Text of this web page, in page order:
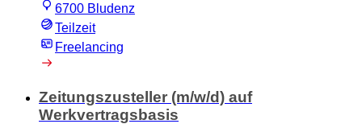
6700 Bludenz
Teilzeit
Freelancing
Zeitungszusteller (m/w/d) auf
Werkvertragsbasis